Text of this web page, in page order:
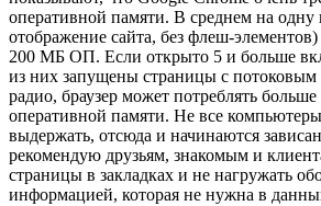
оперативной памяти. В среднем на одну
отображение сайта, без флеш-элементов)
200 МБ ОП. Если открыто 5 и больше
из них запущены страницы с
радио, браузер может потреблять больше
оперативной памяти. Не все
выдержать, отсюда и начинаются
рекомендую друзьям, знакомым и
страницы в закладках и не нагружать
информацией, которая не нужна в